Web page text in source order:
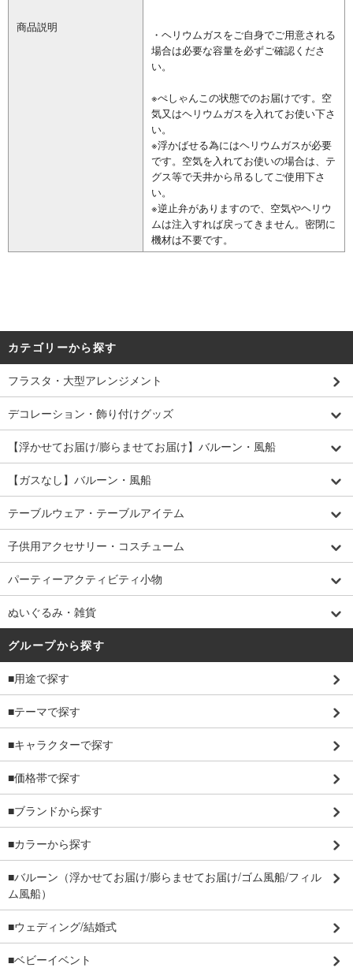
商品説明
・ヘリウムガスをご自身でご用意される
場合は必要な容量を必ずご確認くださ
い。
※ぺしゃんこの状態でのお届けです。空
気又はヘリウムガスを入れてお使い下さ
い。
※浮かばせる為にはヘリウムガスが必要
です。空気を入れてお使いの場合は、テ
グス等で天井から吊るしてご使用下さ
い。
※逆止弁がありますので、空気やヘリウ
ムは注入すれば戻ってきません。密閉に
機材は不要です。
カテゴリーから探す
フラスタ・大型アレンジメント
デコレーション・飾り付けグッズ
【浮かせてお届け/膨らませてお届け】バルーン・風船
【ガスなし】バルーン・風船
テーブルウェア・テーブルアイテム
子供用アクセサリー・コスチューム
パーティーアクティビティ小物
ぬいぐるみ・雑貨
グループから探す
■用途で探す
■テーマで探す
■キャラクターで探す
■価格帯で探す
■ブランドから探す
■カラーから探す
■バルーン（浮かせてお届け/膨らませてお届け/ゴム風船/フィル
ム風船）
■ウェディング/結婚式
■ベビーイベント